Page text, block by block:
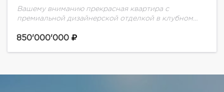
Вашему вниманию прекрасная квартира с
премиальной дизайнерской отделкой в клубном
850'000'000